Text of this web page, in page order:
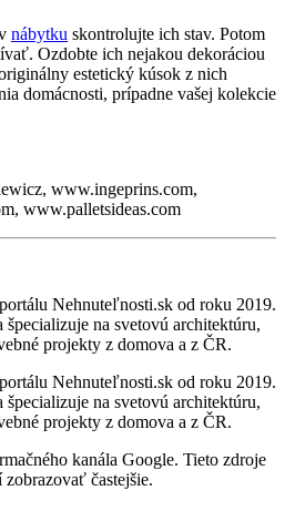
nábytku skontrolujte ich stav. Potom
Ozdobte ich nejakou dekoráciou
estetický kúsok z nich
domácnosti, prípadne vašej kolekcie
www.ingeprins.com,
www.palletsideas.com
Nehnuteľnosti.sk od roku 2019.
na svetovú architektúru,
projekty z domova a z ČR.
Nehnuteľnosti.sk od roku 2019.
na svetovú architektúru,
projekty z domova a z ČR.
kanála Google. Tieto zdroje
častejšie.